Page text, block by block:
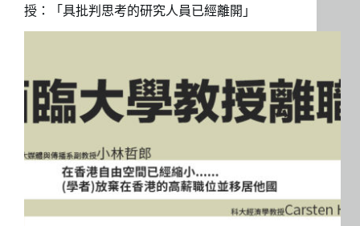
授：「具批判思考的研究人員已經離開」